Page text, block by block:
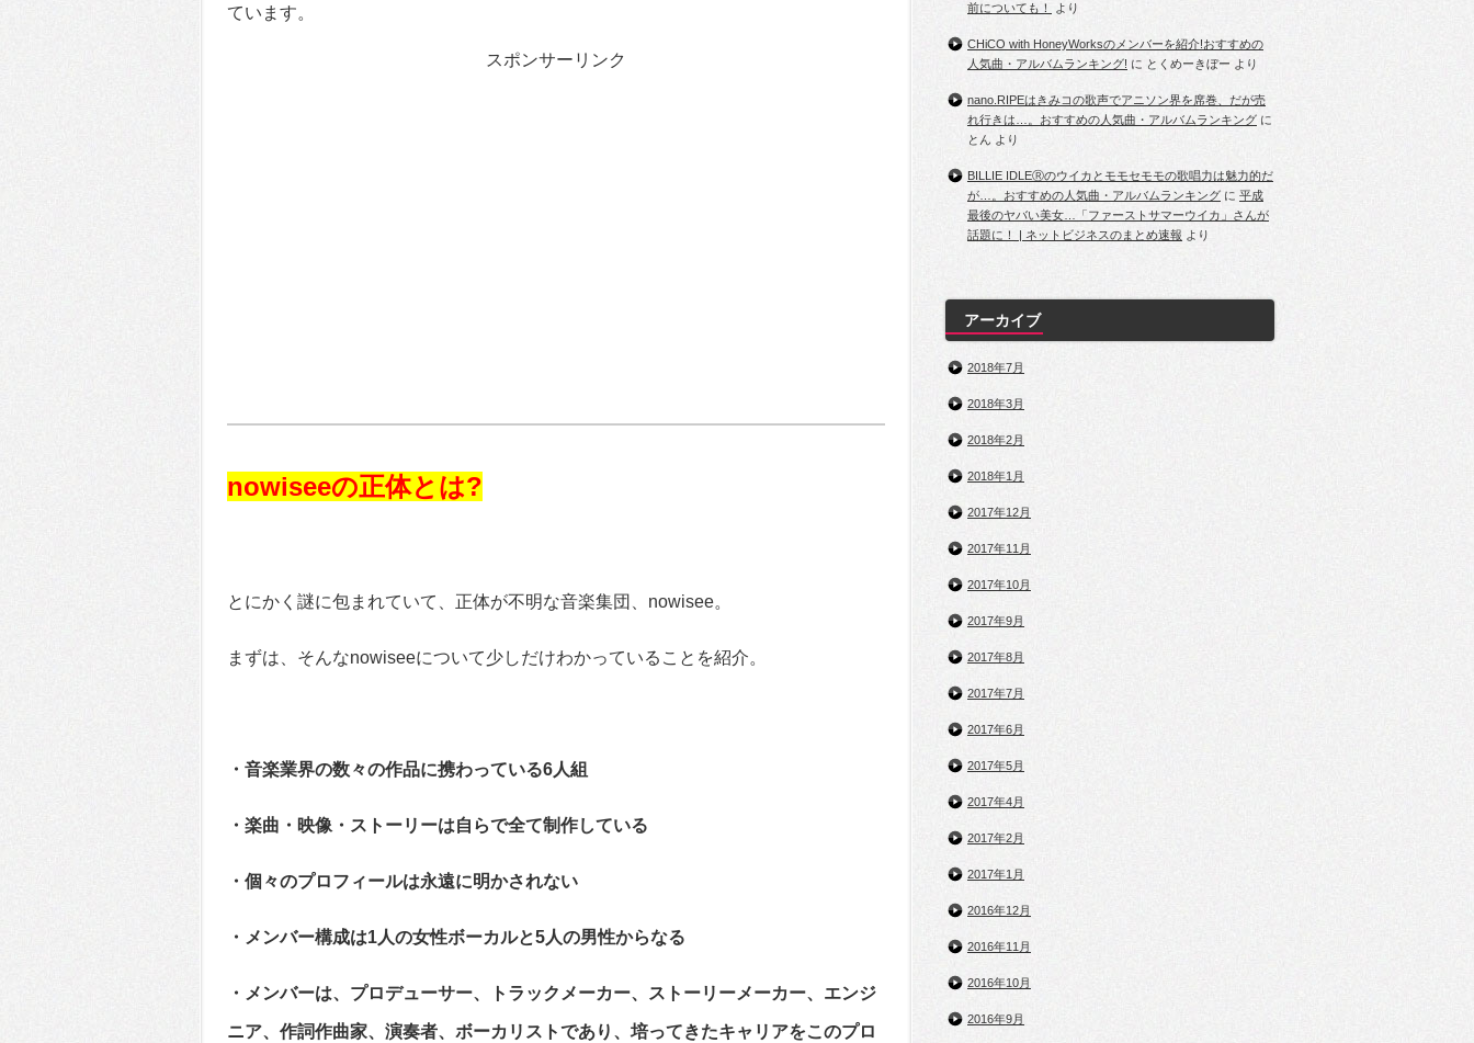
ています。
スポンサーリンク
nowiseeの正体とは?
とにかく謎に包まれていて、正体が不明な音楽集団、nowisee。
まずは、そんなnowiseeについて少しだけわかっていることを紹介。
・音楽業界の数々の作品に携わっている6人組
・楽曲・映像・ストーリーは自らで全て制作している
・個々のプロフィールは永遠に明かされない
・メンバー構成は1人の女性ボーカルと5人の男性からなる
・メンバーは、プロデューサー、トラックメーカー、ストーリーメーカー、エンジ
ニア、作詞作曲家、演奏者、ボーカリストであり、培ってきたキャリアをこのプロ
前についても！
より
CHiCO with HoneyWorksのメンバーを紹介!おすすめの
人気曲・アルバムランキング! に とくめーきぼー より
nano.RIPEはきみコの歌声でアニソン界を席巻、だが売
れ行きは…。おすすめの人気曲・アルバムランキング に
とん より
BILLIE IDLEⓇのウイカとモモセモモの歌唱力は魅力的だ
が…。おすすめの人気曲・アルバムランキング に 平成
最後のヤバい美女…「ファーストサマーウイカ」さんが
話題に！ | ネットビジネスのまとめ速報 より
アーカイブ
2018年7月
2018年3月
2018年2月
2018年1月
2017年12月
2017年11月
2017年10月
2017年9月
2017年8月
2017年7月
2017年6月
2017年5月
2017年4月
2017年2月
2017年1月
2016年12月
2016年11月
2016年10月
2016年9月